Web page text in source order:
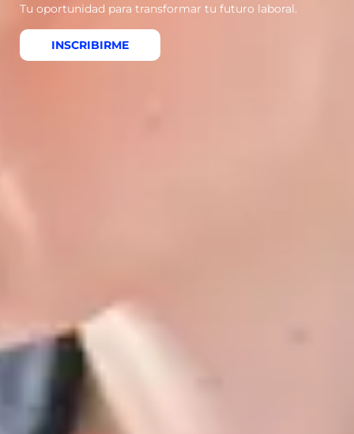
Tu oportunidad para transformar tu futuro laboral.
INSCRIBIRME